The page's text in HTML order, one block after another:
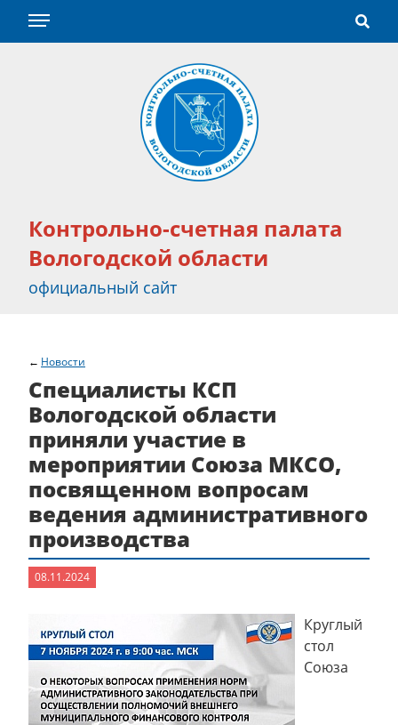
Контрольно-счетная палата
Вологодской области
официальный сайт
Новости
Специалисты КСП
Вологодской области
приняли участие в
мероприятии Союза МКСО,
посвященном вопросам
ведения административного
производства
08.11.2024
Круглый
стол
Союза